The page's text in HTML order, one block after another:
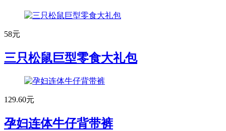
58元
三只松鼠巨型零食大礼包
129.60元
孕妇连体牛仔背带裤